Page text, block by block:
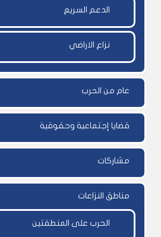
الدعم السريع
نزاع الاراضي
عام من الحرب
قضايا إجتماعية وحقوقية
مشاركات
مناطق النزاعات
الحرب على المنطقتين